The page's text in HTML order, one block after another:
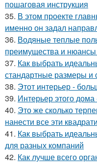
пошаговая инструкция
35. В этом проекте
именно он задал
36. Водяные теплые
преимущества и нюансы
37. Как выбрать
стандартные размеры и
38. Этот интерьер -
39. Интерьер этого
40. Это же сколько
нанести все эти
41. Как выбрать
для разных компаний
42. Как лучше всего